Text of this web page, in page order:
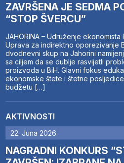
ZAVRŠENA JE SEDMA
“STOP ŠVERCU”
JAHORINA – Udruženje
Uprava za indirektno oporezivanje
dvodnevni skup na Jahorini
sa ciljem da se dublje rasvijetli
proizvoda u BiH. Glavni fokus
ekonomske štete i štetne
budžetu […]
AKTIVNOSTI
22. Juna 2026.
NAGRADNI KONKURS